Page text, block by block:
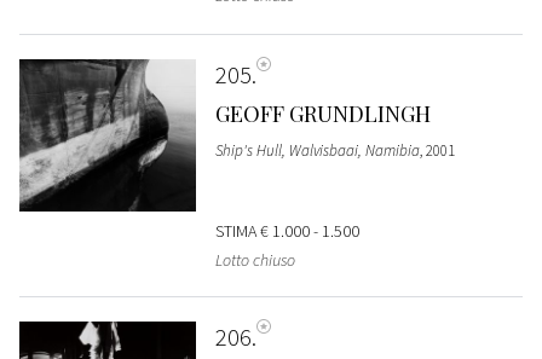
205
GEOFF GRUNDLINGH
Ship's Hull, Walvisbaai, Namibia, 2001
STIMA€ 1.000 - 1.500
Lotto chiuso
206